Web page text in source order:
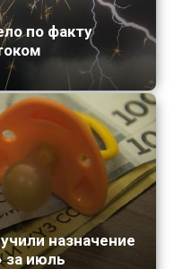
по факту
назначение
за июль